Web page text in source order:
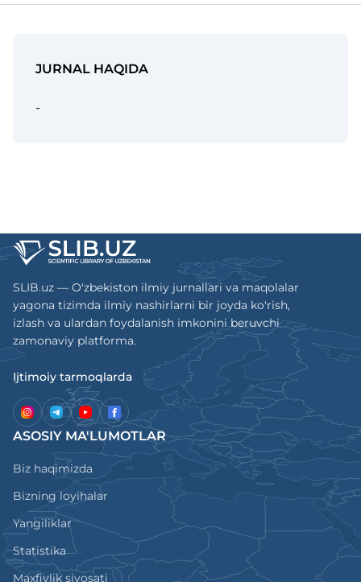
JURNAL HAQIDA
-
SLIB.uz — O'zbekiston ilmiy jurnallari va maqolalar
yagona tizimda ilmiy nashirlarni bir joyda ko'rish,
izlash va ulardan foydalanish imkonini beruvchi
zamonaviy platforma.
Ijtimoiy tarmoqlarda
ASOSIY MA'LUMOTLAR
Biz haqimizda
Bizning loyihalar
Yangiliklar
Statistika
Maxfiylik siyosati